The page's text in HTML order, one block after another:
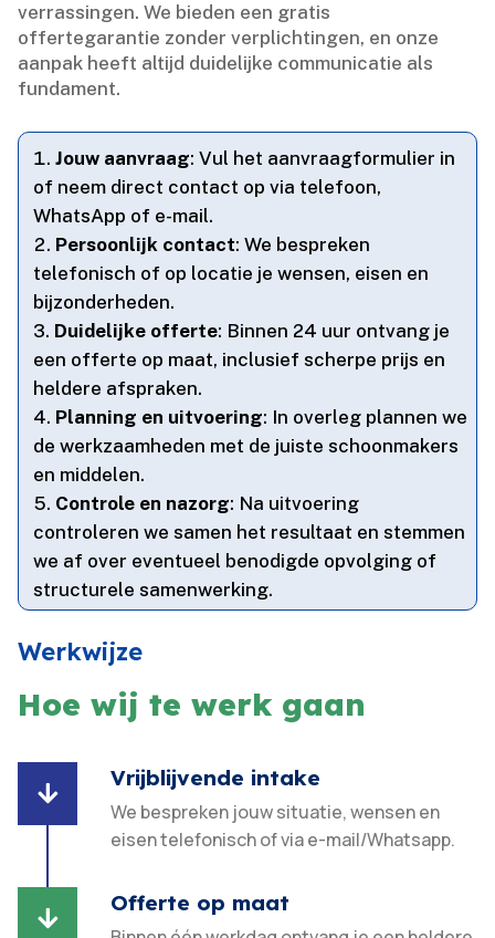
verrassingen.​ We bieden een gratis
offertegarantie zonder verplichtingen, en onze
aanpak heeft altijd duidelijke communicatie als
fundament.​
Jouw aanvraag: Vul het aanvraagformulier in
of neem direct contact op via telefoon,
WhatsApp of e-mail.​
Persoonlijk contact: We bespreken
telefonisch of op locatie je wensen, eisen en
bijzonderheden.​
Duidelijke offerte: Binnen 24 uur ontvang je
een offerte op maat, inclusief scherpe prijs en
heldere afspraken.​
Planning en uitvoering: In overleg plannen we
de werkzaamheden met de juiste schoonmakers
en middelen.​
Controle en nazorg: Na uitvoering
controleren we samen het resultaat en stemmen
we af over eventueel benodigde opvolging of
structurele samenwerking.​
Werkwijze
Hoe wij te werk gaan

Vrijblijvende intake
We bespreken jouw situatie, wensen en
eisen telefonisch of via e-mail/Whatsapp.

Offerte op maat